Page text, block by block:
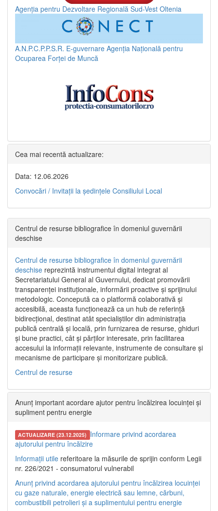
Agenția pentru Dezvoltare Regională Sud-Vest Oltenia
A.N.P.C.P.P.S.R. E-guvernare Agenția Națională pentru
Ocuparea Forței de Muncă
Cea mai recentă actualizare:
Data: 12.06.2026
Convocări / Invitaţii la şedinţele Consiliului Local
Centrul de resurse bibliografice în domeniul guvernării
deschise
Centrul de resurse bibliografice în domeniul guvernării
deschise reprezintă instrumentul digital integrat al
Secretariatului General al Guvernului, dedicat promovării
transparenței instituționale, informării proactive și sprijinului
metodologic. Concepută ca o platformă colaborativă și
accesibilă, aceasta funcționează ca un hub de referință
bidirecțional, destinat atât specialiștilor din administrația
publică centrală și locală, prin furnizarea de resurse, ghiduri
și bune practici, cât și părților interesate, prin facilitarea
accesului la informații relevante, instrumente de consultare și
mecanisme de participare și monitorizare publică.
Centrul de resurse
Anunț important acordare ajutor pentru încălzirea locuinței și
supliment pentru energie
ACTUALIZARE (23.12.2025) Informare privind acordarea
ajutorului pentru încălzire
Informații utile referitoare la măsurile de sprijin conform Legii
nr. 226/2021 - consumatorul vulnerabil
Anunț privind acordarea ajutorului pentru încălzirea locuinței
cu gaze naturale, energie electrică sau lemne, cărbuni,
combustibili petrolieri și a suplimentului pentru energie